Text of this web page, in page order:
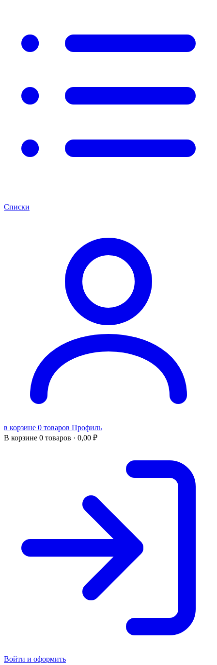
Списки
в корзине 0 товаров Профиль
В корзине 0 товаров · 0,00 ₽
Войти и оформить